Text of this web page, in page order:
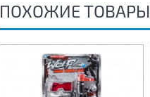
ПОХОЖИЕ ТОВАРЫ